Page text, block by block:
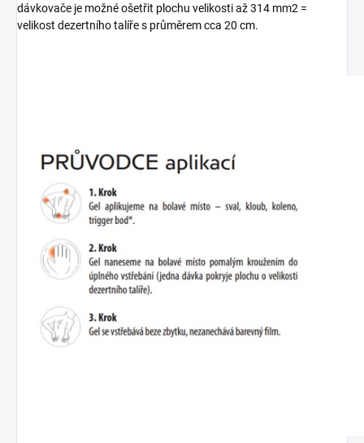
dávkovače je možné ošetřit plochu velikosti až 314 mm2 =
velikost dezertního talíře s průměrem cca 20 cm.